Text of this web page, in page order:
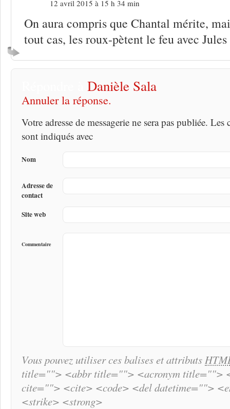
12 avril 2015 à 15 h 34 min
On aura compris que Chantal mérite,
tout cas, les roux-pètent le feu avec
Danièle Sala
Annuler la réponse.
Votre adresse de messagerie ne sera pas publiée.
sont indiqués avec
Nom
Adresse de
contact
Site web
Commentaire
Vous pouvez utiliser ces balises et attributs
title=""> <abbr title=""> <acronym title="">
cite=""> <cite> <code> <del datetime="">
<strike> <strong>